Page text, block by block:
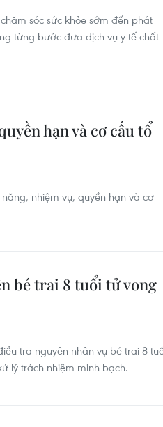
sóc sức khỏe sớm đến phát
từng bước đưa dịch vụ y tế chất
hạn và cơ cấu tổ
nhiệm vụ, quyền hạn và cơ
bé trai 8 tuổi tử vong
tra nguyên nhân vụ bé trai 8
lý trách nhiệm minh bạch.